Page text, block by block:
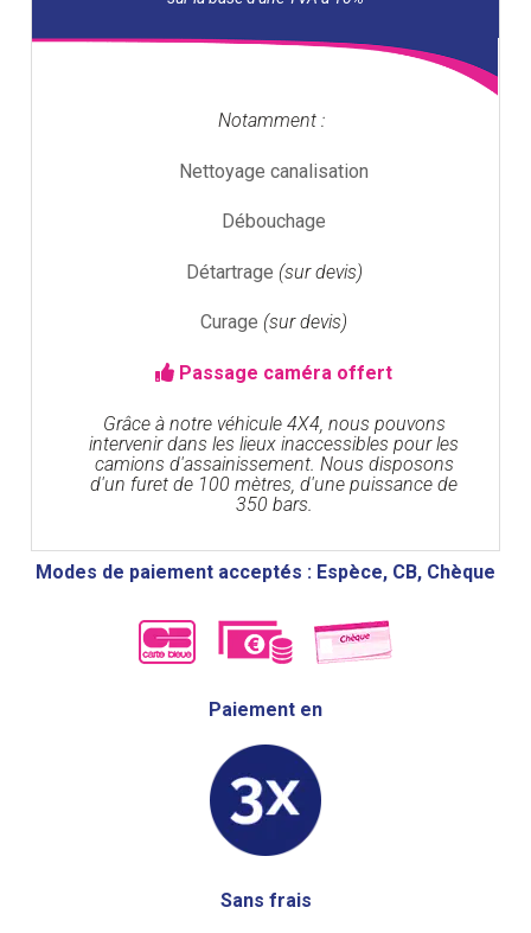
Notamment :
Nettoyage canalisation
Débouchage
Détartrage (sur devis)
Curage (sur devis)
Passage caméra offert
Grâce à notre véhicule 4X4, nous pouvons
intervenir dans les lieux inaccessibles pour les
camions d'assainissement. Nous disposons
d'un furet de 100 mètres, d'une puissance de
350 bars.
Modes de paiement acceptés : Espèce, CB, Chèque
Paiement en
Sans frais